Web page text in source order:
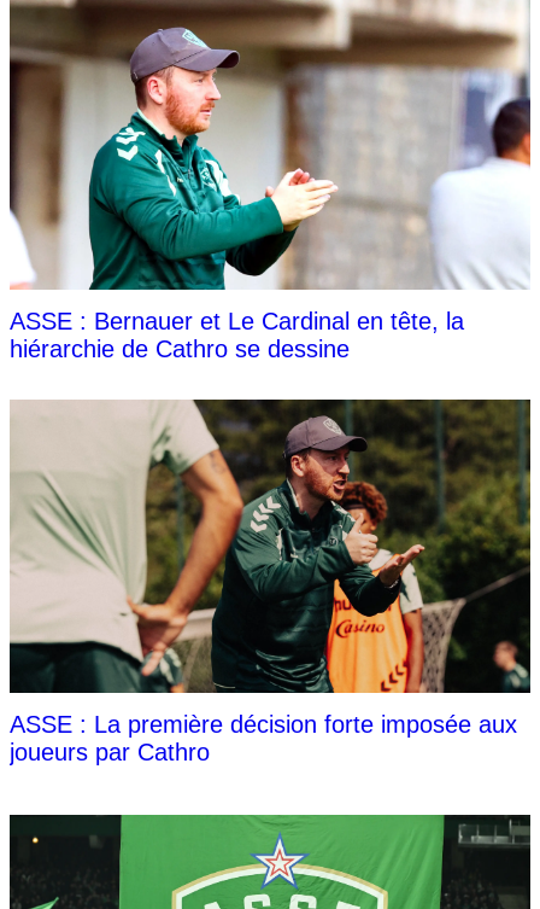
ASSE : Bernauer et Le Cardinal en tête, la
hiérarchie de Cathro se dessine
ASSE : La première décision forte imposée aux
joueurs par Cathro